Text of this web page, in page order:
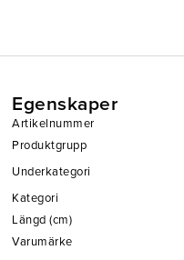
Egenskaper
Artikelnummer
Produktgrupp
Underkategori
Kategori
Längd (cm)
Varumärke